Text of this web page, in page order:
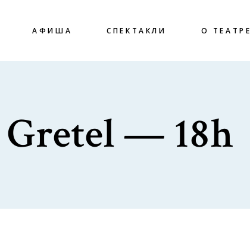
АФИША СПЕКТАКЛИ О ТЕАТРЕ
Gretel — 18h